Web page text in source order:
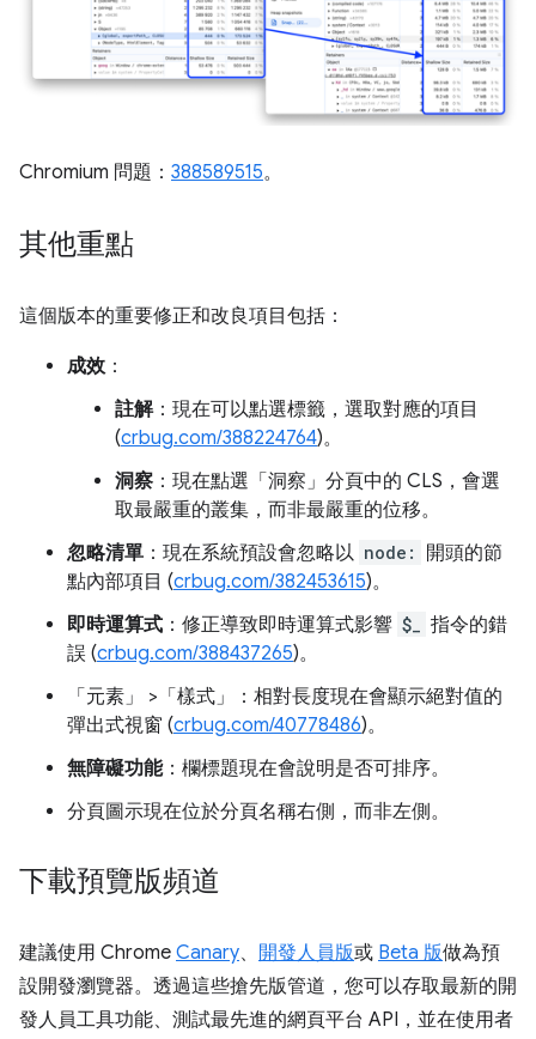
Chromium 問題： 388589515。
其他重點
這個版本的重要修正和改良項目包括：
成效 ：
註解：現在可以點選標籤，選取對應的項目
(crbug.com/388224764)。
洞察 ：現在點選「洞察」 分頁中的 CLS，會選
取最嚴重的叢集，而非最嚴重的位移。
忽略清單 ：現在系統預設會忽略以 node:
開頭的節
點內部項目 (crbug.com/382453615)。
即時運算式 ：修正導致即時運算式影響 $_
指令的錯
誤 (crbug.com/388437265)。
「元素」
>「樣式」
：相對長度現在會顯示絕對值的
彈出式視窗 (crbug.com/40778486)。
無障礙功能：欄標題現在會說明是否可排序。
分頁圖示現在位於分頁名稱右側，而非左側。
下載預覽版頻道
建議使用 Chrome Canary、 開發人員版或 Beta 版做為預
設開發瀏覽器。透過這些搶先版管道，您可以存取最新的開
發人員工具功能、測試最先進的網頁平台 API，並在使用者